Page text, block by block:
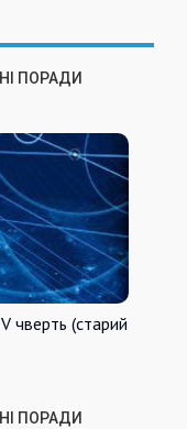
ПОРАДИ
чверть (старий
ПОРАДИ